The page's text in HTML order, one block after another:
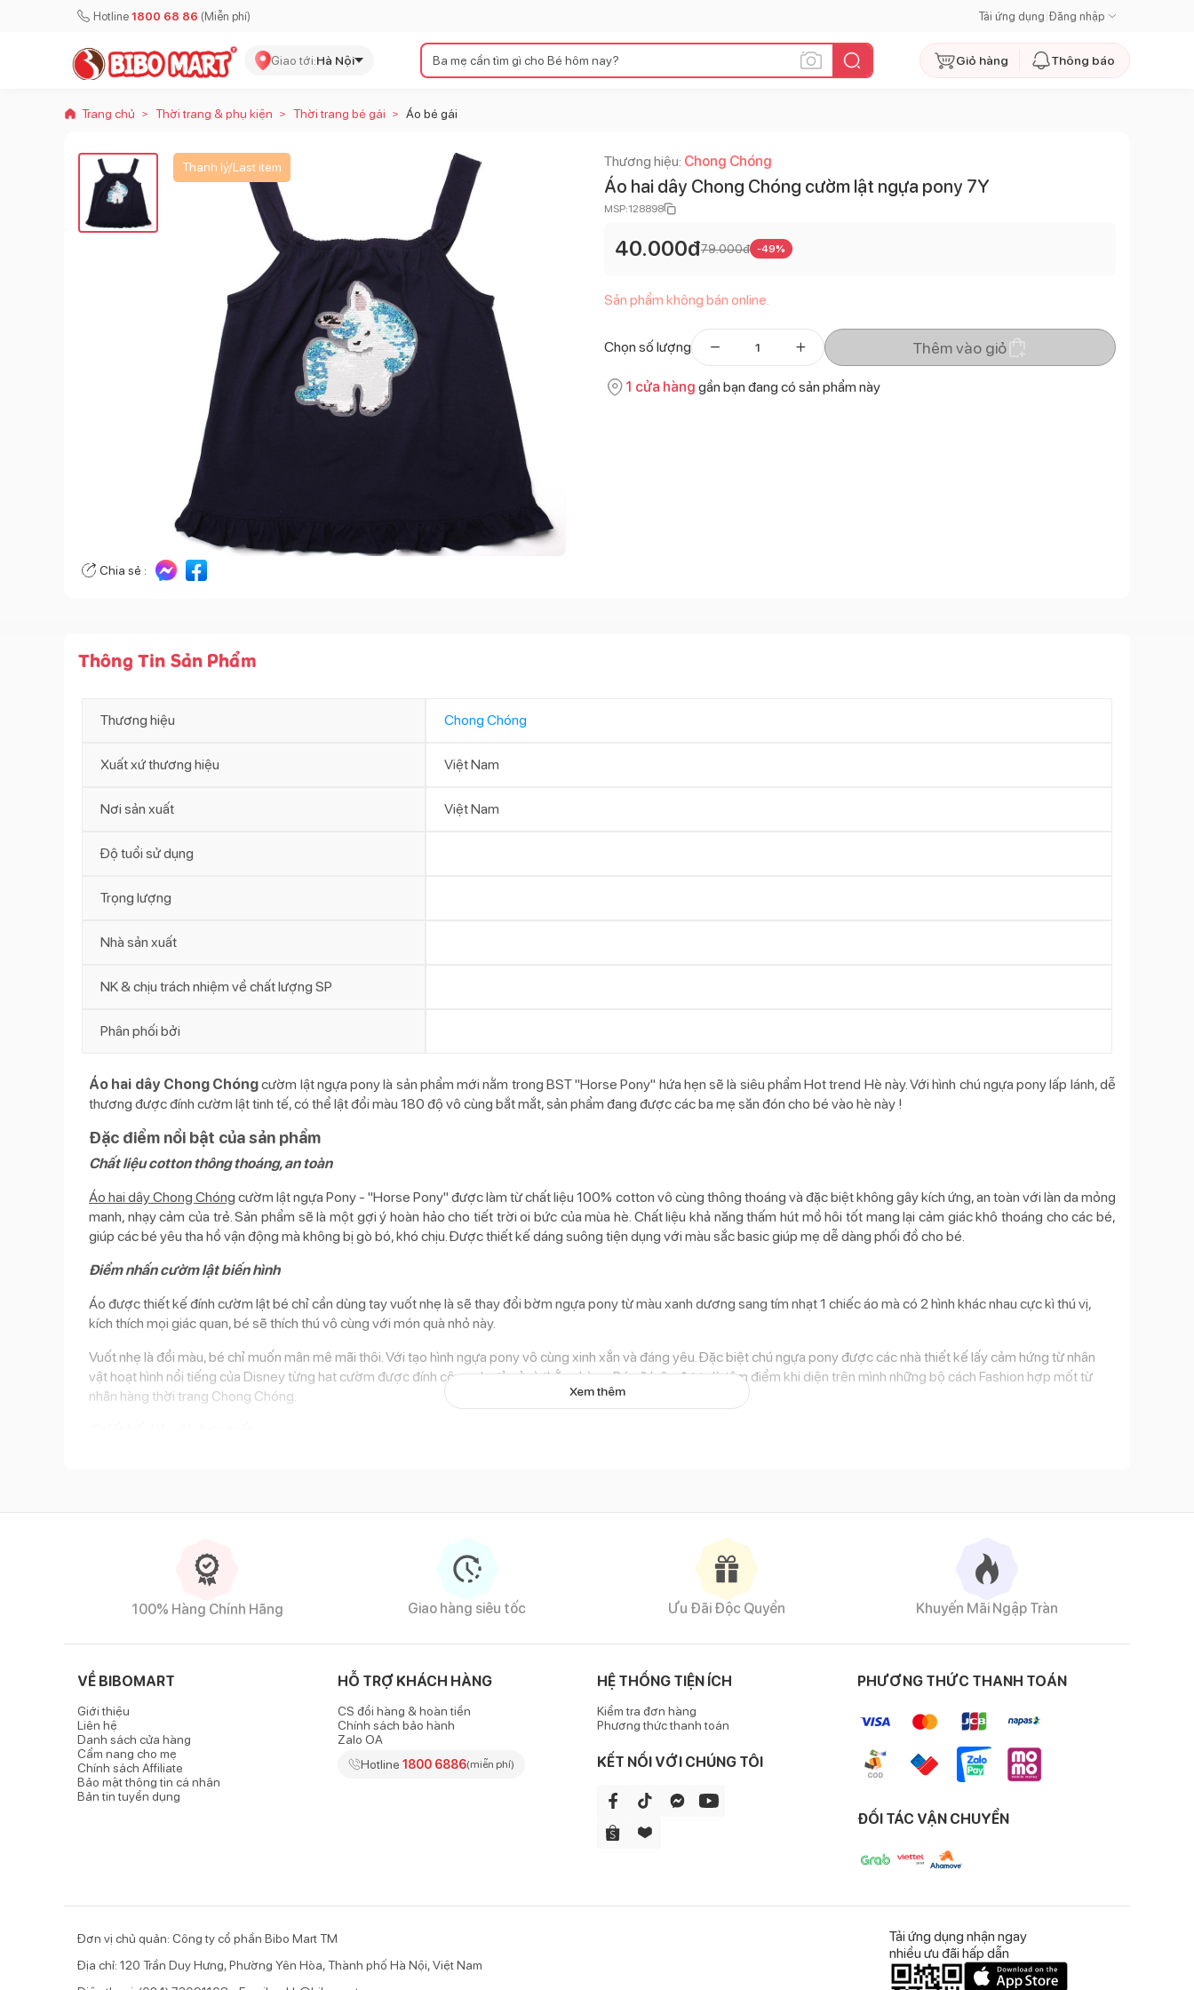
Hotline 1800 68 86 (Miễn phí) Tải ứng dụng Đăng nhập
Giao tới:Hà Nội Giỏ hàng Thông báo
Trang chủ > Thời trang & phụ kiện > Thời trang bé gái > Áo bé gái
Chia sẻ :
Thanh lý/Last item Thương hiệu: Chong Chóng
Áo hai dây Chong Chóng cườm lật ngựa pony 7Y
MSP:128898
40.000đ79.000đ -49%
Sản phẩm không bán online.
Chọn số lượng Thêm vào giỏ
1 cửa hàng gần bạn đang có sản phẩm này
Thông Tin Sản Phẩm
Thương hiệu Chong Chóng
Xuất xứ thương hiệu Việt Nam
Nơi sản xuất Việt Nam
Độ tuổi sử dụng
Trọng lượng
Nhà sản xuất
NK & chịu trách nhiệm về chất lượng SP
Phân phối bởi
Áo hai dây Chong Chóngcườm lật ngựa ponylà sản phẩm mới nằm trong BST "Horse Pony" hứa hẹn sẽ là siêu phẩm Hot trend Hè này. Với hình chú ngựa pony lấp lánh, dễ
thương được đính cườm lật tinh tế, có thể lật đổi màu 180 độ vô cùng bắt mắt, sản phẩm đang được các ba mẹ săn đón cho bé vào hè này !
Đặc điểm nổi bật của sản phẩm
Chất liệu cotton thông thoáng, an toàn
Áo hai dây Chong Chóng cườm lật ngựa Pony - "Horse Pony" được làm từ chất liệu 100% cotton vô cùng thông thoáng và đặc biệt không gây kích ứng, an toàn với làn da mỏng
manh, nhạy cảm của trẻ. Sản phẩm sẽ là một gợi ý hoàn hảo cho tiết trời oi bức của mùa hè. Chất liệu khả năng thấm hút mồ hôi tốt mang lại cảm giác khô thoáng cho các bé,
giúp các bé yêu tha hồ vận động mà không bị gò bó, khó chịu. Được thiết kế dáng suông tiện dụng với màu sắc basic giúp mẹ dễ dàng phối đồ cho bé.
Điểm nhấn cườm lật biến hình
Áo được thiết kế đính cườm lật bé chỉ cần dùng tay vuốt nhẹ là sẽ thay đổi bờm ngựa pony từ màu xanh dương sang tím nhạt 1 chiếc áo mà có 2 hình khác nhau cực kì thú vị,
kích thích mọi giác quan, bé sẽ thích thú vô cùng với món quà nhỏ này.
Vuốt nhẹ là đổi màu, bé chỉ muốn mân mê mãi thôi. Với tạo hình ngựa pony vô cùng xinh xắn và đáng yêu. Đặc biệt chú ngựa pony được các nhà thiết kế lấy cảm hứng từ nhân
vật hoạt hình nổi tiếng của Disney từng hat cườm được đính công phu tỉ mỉ và thẳng hàng. Bé sẽ luôn được là tâm điểm khi diện trên mình những bộ cách Fashion hợp mốt từ
nhãn hàng thời trang Chong Chóng.
Xem thêm
100% Hàng Chính Hãng Giao hàng siêu tốc Ưu Đãi Độc Quyền Khuyến Mãi Ngập Tràn
VỀ BIBOMART
Giới thiệu
Liên hệ
Danh sách cửa hàng
Cẩm nang cho mẹ
Chính sách Affiliate
Bảo mật thông tin cá nhân
Bản tin tuyển dụng
HỖ TRỢ KHÁCH HÀNG
CS đổi hàng & hoàn tiền
Chính sách bảo hành
Zalo OA
Hotline 1800 6886(miễn phí)
HỆ THỐNG TIỆN ÍCH
Kiểm tra đơn hàng
Phương thức thanh toán
KẾT NỐI VỚI CHÚNG TÔI
PHƯƠNG THỨC THANH TOÁN
ĐỐI TÁC VẬN CHUYỂN
Đơn vị chủ quản: Công ty cổ phần Bibo Mart TM
Địa chỉ: 120 Trần Duy Hưng, Phường Yên Hòa, Thành phố Hà Nội, Việt Nam
Tải ứng dụng nhận ngay
nhiều ưu đãi hấp dẫn